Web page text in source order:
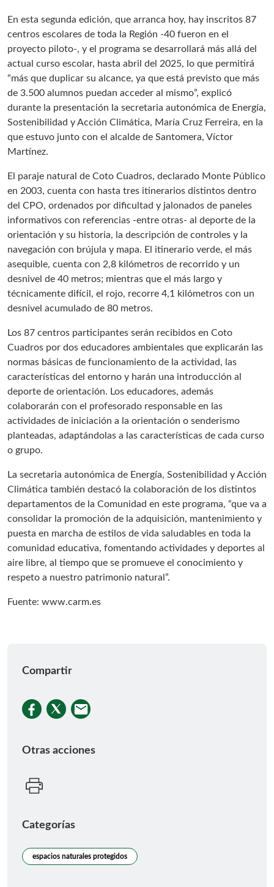
En esta segunda edición, que arranca hoy, hay inscritos 87
centros escolares de toda la Región -40 fueron en el
proyecto piloto-, y el programa se desarrollará más allá del
actual curso escolar, hasta abril del 2025, lo que permitirá
“más que duplicar su alcance, ya que está previsto que más
de 3.500 alumnos puedan acceder al mismo”, explicó
durante la presentación la secretaria autonómica de Energía,
Sostenibilidad y Acción Climática, María Cruz Ferreira, en la
que estuvo junto con el alcalde de Santomera, Víctor
Martínez.
El paraje natural de Coto Cuadros, declarado Monte Público
en 2003, cuenta con hasta tres itinerarios distintos dentro
del CPO, ordenados por dificultad y jalonados de paneles
informativos con referencias -entre otras- al deporte de la
orientación y su historia, la descripción de controles y la
navegación con brújula y mapa. El itinerario verde, el más
asequible, cuenta con 2,8 kilómetros de recorrido y un
desnivel de 40 metros; mientras que el más largo y
técnicamente difícil, el rojo, recorre 4,1 kilómetros con un
desnivel acumulado de 80 metros.
Los 87 centros participantes serán recibidos en Coto
Cuadros por dos educadores ambientales que explicarán las
normas básicas de funcionamiento de la actividad, las
características del entorno y harán una introducción al
deporte de orientación. Los educadores, además
colaborarán con el profesorado responsable en las
actividades de iniciación a la orientación o senderismo
planteadas, adaptándolas a las características de cada curso
o grupo.
La secretaria autonómica de Energía, Sostenibilidad y Acción
Climática también destacó la colaboración de los distintos
departamentos de la Comunidad en este programa, “que va a
consolidar la promoción de la adquisición, mantenimiento y
puesta en marcha de estilos de vida saludables en toda la
comunidad educativa, fomentando actividades y deportes al
aire libre, al tiempo que se promueve el conocimiento y
respeto a nuestro patrimonio natural”.
Fuente: www.carm.es
Compartir
Otras acciones
Categorías
espacios naturales protegidos